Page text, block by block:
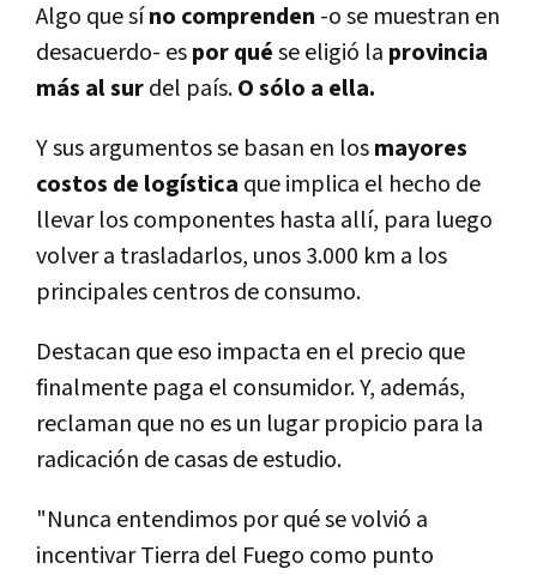
Algo que síno comprenden -o se muestran en
desacuerdo- espor quése eligió la provincia
más al surdel país.O sólo a ella.
Y sus argumentos se basan en losmayores
costos de logística que implica el hecho de
llevar los componentes hasta allí, para luego
volver a trasladarlos, unos 3.000 km a los
principales centros de consumo.
Destacan que eso impacta en el precio que
finalmente paga el consumidor. Y, además,
reclaman que no es un lugar propicio para la
radicación de casas de estudio.
"Nunca entendimos por qué se volvió a
incentivar Tierra del Fuego como punto